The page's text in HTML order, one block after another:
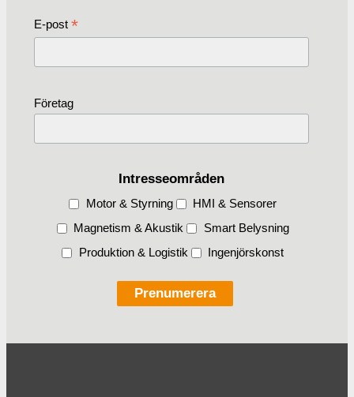
E-post *
Företag
Intresseområden
Motor & Styrning
HMI & Sensorer
Magnetism & Akustik
Smart Belysning
Produktion & Logistik
Ingenjörskonst